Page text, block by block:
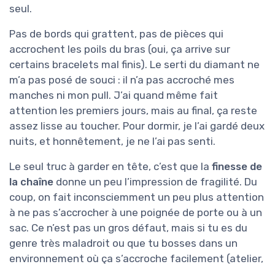
seul.
Pas de bords qui grattent, pas de pièces qui
accrochent les poils du bras (oui, ça arrive sur
certains bracelets mal finis). Le serti du diamant ne
m’a pas posé de souci : il n’a pas accroché mes
manches ni mon pull. J’ai quand même fait
attention les premiers jours, mais au final, ça reste
assez lisse au toucher. Pour dormir, je l’ai gardé deux
nuits, et honnêtement, je ne l’ai pas senti.
Le seul truc à garder en tête, c’est que la finesse de
la chaîne donne un peu l’impression de fragilité. Du
coup, on fait inconsciemment un peu plus attention
à ne pas s’accrocher à une poignée de porte ou à un
sac. Ce n’est pas un gros défaut, mais si tu es du
genre très maladroit ou que tu bosses dans un
environnement où ça s’accroche facilement (atelier,